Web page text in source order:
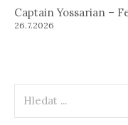
Captain Yossarian –
26.7.2026